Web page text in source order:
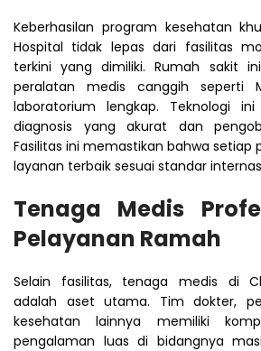
Keberhasilan program kesehatan
Hospital tidak lepas dari fasilitas
terkini yang dimiliki. Rumah sakit
peralatan medis canggih seperti
laboratorium lengkap. Teknologi
diagnosis yang akurat dan
Fasilitas ini memastikan bahwa setiap
layanan terbaik sesuai standar
Tenaga Medis
Pelayanan Ramah
Selain fasilitas, tenaga medis di
adalah aset utama. Tim dokter,
kesehatan lainnya memiliki
pengalaman luas di bidangnya